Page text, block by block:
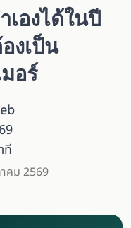
เองได้ในปี
งเป็น
อร์
ที
คม 2569